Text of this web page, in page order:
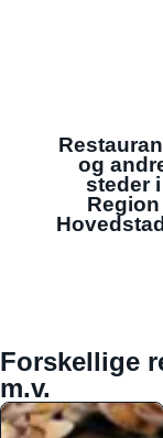
og
steder i
Region
Forskellige
m.v.